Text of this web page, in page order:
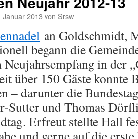
Januar 2013 von Srsw
an Goldschmidt,
begann die
in der
über 150 Gäste konnte
– darunter die
Sutter und Thomas
Erfreut stellte Hall
und gerne auf die